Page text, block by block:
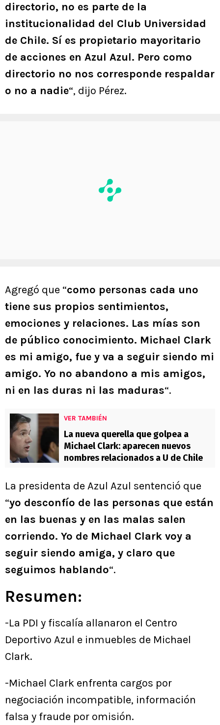
directorio, no es parte de la
institucionalidad del Club Universidad
de Chile. Sí es propietario mayoritario
de acciones en Azul Azul. Pero como
directorio no nos corresponde respaldar
o no a nadie“, dijo Pérez.
Agregó que “como personas cada uno
tiene sus propios sentimientos,
emociones y relaciones. Las mías son
de público conocimiento. Michael Clark
es mi amigo, fue y va a seguir siendo mi
amigo. Yo no abandono a mis amigos,
ni en las duras ni las maduras“.
VER TAMBIÉN
La nueva querella que golpea a
Michael Clark: aparecen nuevos
nombres relacionados a U de Chile
La presidenta de Azul Azul sentenció que
“yo desconfío de las personas que están
en las buenas y en las malas salen
corriendo. Yo de Michael Clark voy a
seguir siendo amiga, y claro que
seguimos hablando“.
Resumen:
-La PDI y fiscalía allanaron el Centro
Deportivo Azul e inmuebles de Michael
Clark.
-Michael Clark enfrenta cargos por
negociación incompatible, información
falsa y fraude por omisión.